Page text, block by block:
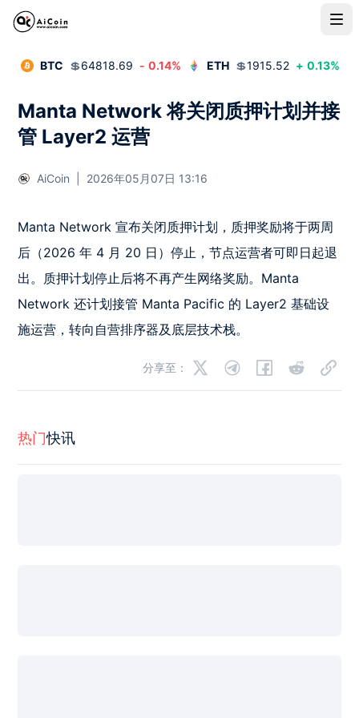
BTC 💲64818.69 - 0.14% ETH 💲1915.52 + 0.13%
Manta Network 将关闭质押计划并接
管 Layer2 运营
AiCoin 2026年05月07日 13:16
Manta Network 宣布关闭质押计划，质押奖励将于两周
后（2026 年 4 月 20 日）停止，节点运营者可即日起退
出。质押计划停止后将不再产生网络奖励。Manta
Network 还计划接管 Manta Pacific 的 Layer2 基础设
施运营，转向自营排序器及底层技术栈。
分享至：
热门快讯